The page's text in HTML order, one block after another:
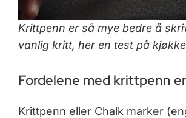
Krittpenn er så mye bedre å
vanlig kritt, her en test på
Fordelene med krittpenn
Krittpenn eller Chalk marker